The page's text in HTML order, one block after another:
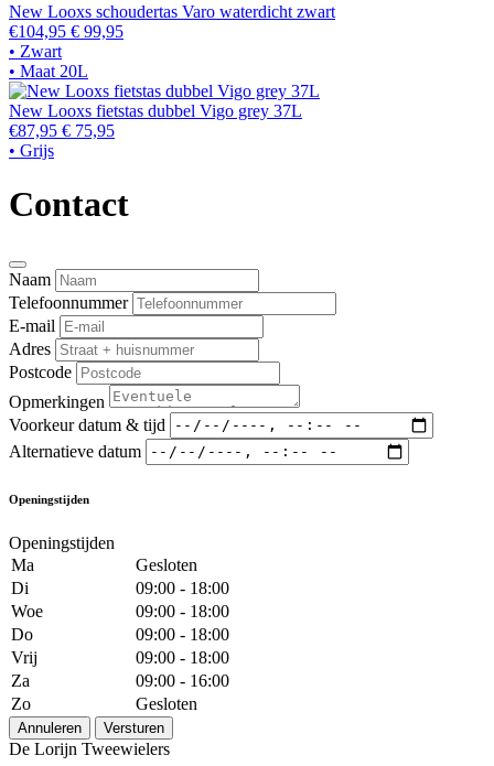
New Looxs schoudertas Varo waterdicht zwart
€104,95 € 99,95
• Zwart
• Maat 20L
New Looxs fietstas dubbel Vigo grey 37L
€87,95 € 75,95
• Grijs
Contact
Naam
Telefoonnummer
E-mail
Adres
Postcode
Opmerkingen
Voorkeur datum & tijd
Alternatieve datum
Openingstijden
Openingstijden
Ma
Gesloten
Di
09:00 - 18:00
Woe
09:00 - 18:00
Do
09:00 - 18:00
Vrij
09:00 - 18:00
Za
09:00 - 16:00
Zo
Gesloten
Annuleren Versturen
De Lorijn Tweewielers